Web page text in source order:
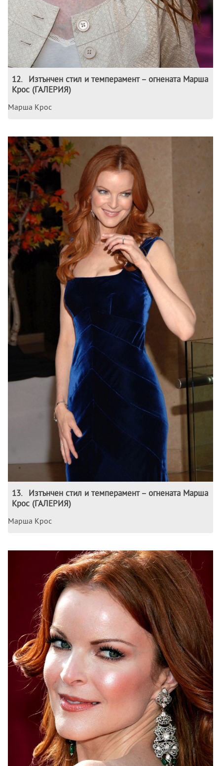
12.
Изтънчен стил и темперамент – огнената Марша
Крос (ГАЛЕРИЯ)
Марша Крос
13.
Изтънчен стил и темперамент – огнената Марша
Крос (ГАЛЕРИЯ)
Марша Крос